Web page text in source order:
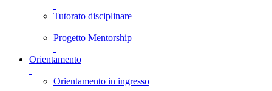
Tutorato disciplinare
Progetto Mentorship
Orientamento
Orientamento in ingresso